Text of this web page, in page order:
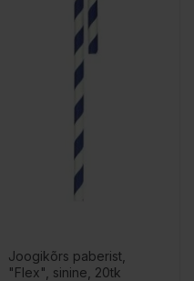
Joogikõrs paberist,
"Flex", sinine, 20tk